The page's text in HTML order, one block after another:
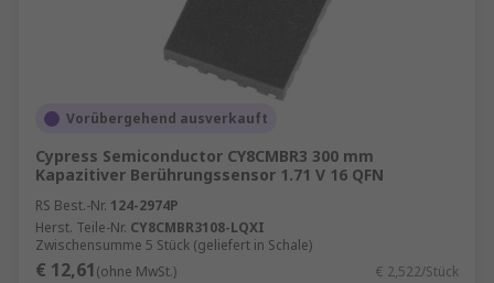
Vorübergehend ausverkauft
Cypress Semiconductor CY8CMBR3 300 mm
Kapazitiver Berührungssensor 1.71 V 16 QFN
RS Best.-Nr. 124-2974P
Herst. Teile-Nr. CY8CMBR3108-LQXI
Zwischensumme 5 Stück (geliefert in Schale)
€ 12,61(ohne MwSt.) € 2,522/Stück